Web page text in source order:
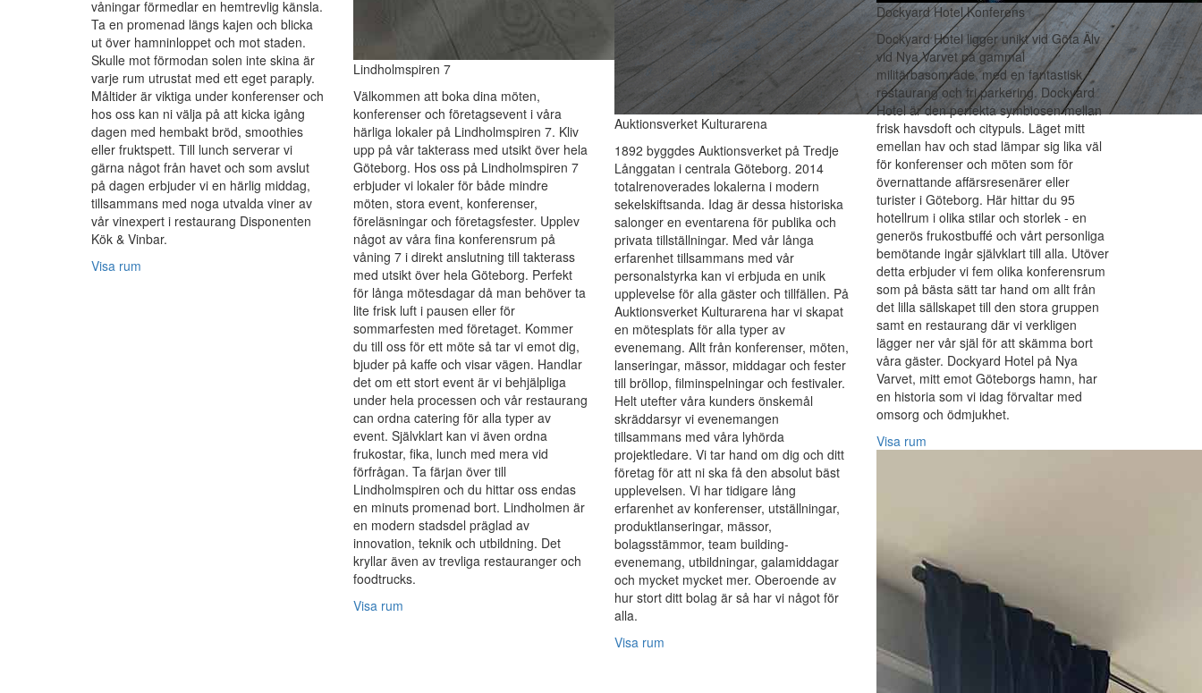
våningar förmedlar en hemtrevlig känsla.
Ta en promenad längs kajen och blicka
ut över hamninloppet och mot staden.
Skulle mot förmodan solen inte skina är
varje rum utrustat med ett eget paraply.
Måltider är viktiga under konferenser och
hos oss kan ni välja på att kicka igång
dagen med hembakt bröd, smoothies
eller fruktspett. Till lunch serverar vi
gärna något från havet och som avslut
på dagen erbjuder vi en härlig middag,
tillsammans med noga utvalda viner av
vår vinexpert i restaurang Disponenten
Kök & Vinbar.
Visa rum
Lindholmspiren 7
Välkommen att boka dina möten,
konferenser och företagsevent i våra
härliga lokaler på Lindholmspiren 7. Kliv
upp på vår takterass med utsikt över hela
Göteborg. Hos oss på Lindholmspiren 7
erbjuder vi lokaler för både mindre
möten, stora event, konferenser,
föreläsningar och företagsfester. Upplev
något av våra fina konferensrum på
våning 7 i direkt anslutning till takterass
med utsikt över hela Göteborg. Perfekt
för långa mötesdagar då man behöver ta
lite frisk luft i pausen eller för
sommarfesten med företaget. Kommer
du till oss för ett möte så tar vi emot dig,
bjuder på kaffe och visar vägen. Handlar
det om ett stort event är vi behjälpliga
under hela processen och vår restaurang
can ordna catering för alla typer av
event. Självklart kan vi även ordna
frukostar, fika, lunch med mera vid
förfrågan. Ta färjan över till
Lindholmspiren och du hittar oss endas
en minuts promenad bort. Lindholmen är
en modern stadsdel präglad av
innovation, teknik och utbildning. Det
kryllar även av trevliga restauranger och
foodtrucks.
Visa rum
Auktionsverket Kulturarena
1892 byggdes Auktionsverket på Tredje
Långgatan i centrala Göteborg. 2014
totalrenoverades lokalerna i modern
sekelskiftsanda. Idag är dessa historiska
salonger en eventarena för publika och
privata tillställningar. Med vår långa
erfarenhet tillsammans med vår
personalstyrka kan vi erbjuda en unik
upplevelse för alla gäster och tillfällen. På
Auktionsverket Kulturarena har vi skapat
en mötesplats för alla typer av
evenemang. Allt från konferenser, möten,
lanseringar, mässor, middagar och fester
till bröllop, filminspelningar och festivaler.
Helt utefter våra kunders önskemål
skräddarsyr vi evenemangen
tillsammans med våra lyhörda
projektledare. Vi tar hand om dig och ditt
företag för att ni ska få den absolut bäst
upplevelsen. Vi har tidigare lång
erfarenhet av konferenser, utställningar,
produktlanseringar, mässor,
bolagsstämmor, team building-
evenemang, utbildningar, galamiddagar
och mycket mycket mer. Oberoende av
hur stort ditt bolag är så har vi något för
alla.
Visa rum
Dockyard Hotel Konferens
Dockyard Hotel ligger unikt vid Göta Älv
vid Nya Varvet på gammal
militärbasområde, med en fantastisk
restaurang och fri parkering. Dockyard
Hotel är den perfekta symbiosen mellan
frisk havsdoft och citypuls. Läget mitt
emellan hav och stad lämpar sig lika väl
för konferenser och möten som för
övernattande affärsresenärer eller
turister i Göteborg. Här hittar du 95
hotellrum i olika stilar och storlek - en
generös frukostbuffé och vårt personliga
bemötande ingår självklart till alla. Utöver
detta erbjuder vi fem olika konferensrum
som på bästa sätt tar hand om allt från
det lilla sällskapet till den stora gruppen
samt en restaurang där vi verkligen
lägger ner vår själ för att skämma bort
våra gäster. Dockyard Hotel på Nya
Varvet, mitt emot Göteborgs hamn, har
en historia som vi idag förvaltar med
omsorg och ödmjukhet.
Visa rum